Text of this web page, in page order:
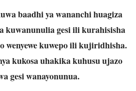
baadhi ya wananchi huagiza
kuwanunulia gesi ili kurahisisha
wenyewe kuwepo ili kujiridhisha.
kukosa uhakika kuhusu ujazo
gesi wanayonunua.